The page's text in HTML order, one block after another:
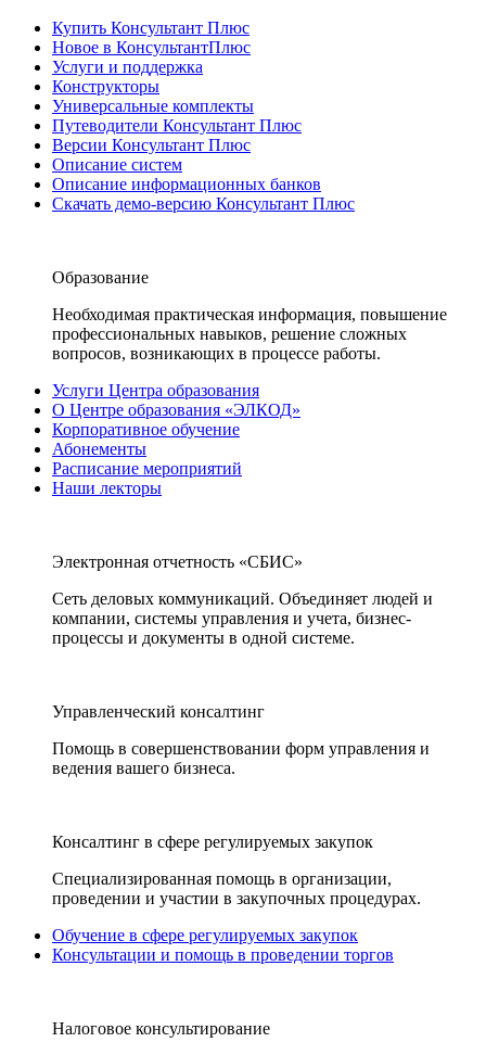
Купить Консультант Плюс
Новое в КонсультантПлюс
Услуги и поддержка
Конструкторы
Универсальные комплекты
Путеводители Консультант Плюс
Версии Консультант Плюс
Описание систем
Описание информационных банков
Скачать демо-версию Консультант Плюс
Образование
Необходимая практическая информация, повышение
профессиональных навыков, решение сложных
вопросов, возникающих в процессе работы.
Услуги Центра образования
О Центре образования «ЭЛКОД»
Корпоративное обучение
Абонементы
Расписание мероприятий
Наши лекторы
Электронная отчетность «СБИС»
Сеть деловых коммуникаций. Объединяет людей и
компании, системы управления и учета, бизнес-
процессы и документы в одной системе.
Управленческий консалтинг
Помощь в совершенствовании форм управления и
ведения вашего бизнеса.
Консалтинг в сфере регулируемых закупок
Специализированная помощь в организации,
проведении и участии в закупочных процедурах.
Обучение в сфере регулируемых закупок
Консультации и помощь в проведении торгов
Налоговое консультирование